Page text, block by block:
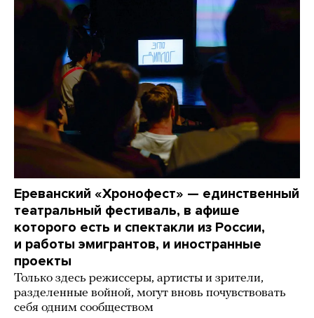
Ереванский «Хронофест» — единственный
театральный фестиваль, в афише
которого есть и спектакли из России,
и работы эмигрантов, и иностранные
проекты
Только здесь режиссеры, артисты и зрители,
разделенные войной, могут вновь почувствовать
себя одним сообществом